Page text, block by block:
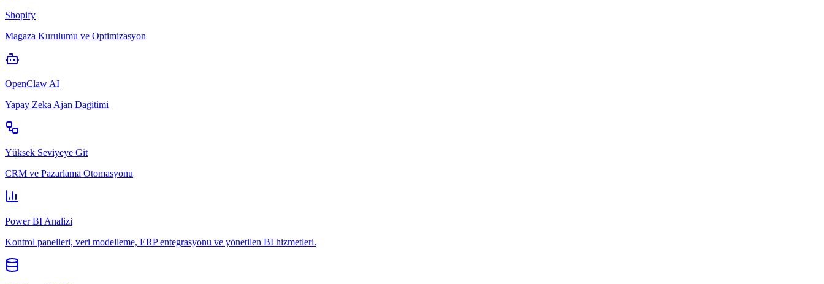
Shopify
Magaza Kurulumu ve Optimizasyon
OpenClaw AI
Yapay Zeka Ajan Dagitimi
Yüksek Seviyeye Git
CRM ve Pazarlama Otomasyonu
Power BI Analizi
Kontrol panelleri, veri modelleme, ERP entegrasyonu ve yönetilen BI hizmetleri.